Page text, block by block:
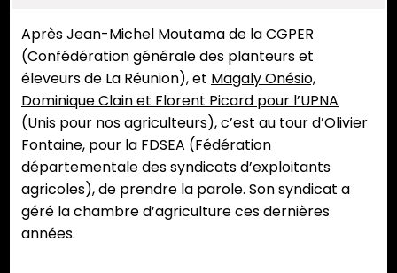
Après Jean-Michel Moutama de la CGPER
(Confédération générale des planteurs et
éleveurs de La Réunion), et Magaly Onésio,
Dominique Clain et Florent Picard pour l’UPNA
(Unis pour nos agriculteurs), c’est au tour d’Olivier
Fontaine, pour la FDSEA (Fédération
départementale des syndicats d’exploitants
agricoles), de prendre la parole. Son syndicat a
géré la chambre d’agriculture ces dernières
années.